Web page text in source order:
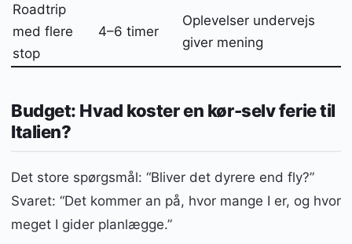
Roadtrip
med flere
stop
4–6 timer
Oplevelser undervejs
giver mening
Budget: Hvad koster en kør-selv ferie til
Italien?
Det store spørgsmål: “Bliver det dyrere end fly?”
Svaret: “Det kommer an på, hvor mange I er, og hvor
meget I gider planlægge.”